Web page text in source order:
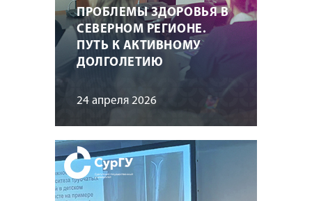
ПРОБЛЕМЫ ЗДОРОВЬЯ В
СЕВЕРНОМ РЕГИОНЕ.
ПУТЬ К АКТИВНОМУ
ДОЛГОЛЕТИЮ
24 апреля 2026